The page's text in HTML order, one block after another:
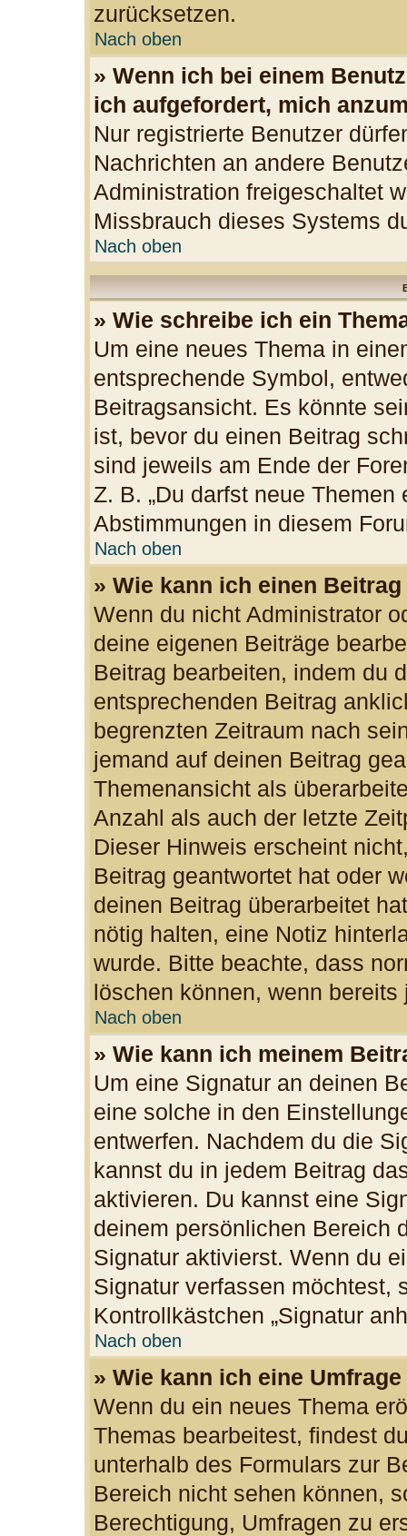
zurücksetzen.
Nach oben
» Wenn ich bei einem
ich aufgefordert, mich
Nur registrierte Benutzer
Nachrichten an andere
Administration freigeschaltet
Missbrauch dieses Systems
Nach oben
» Wie schreibe ich ein
Um eine neues Thema in
entsprechende Symbol,
Beitragsansicht. Es könnte
ist, bevor du einen Beitrag
sind jeweils am Ende der
Z. B. „Du darfst neue Themen
Abstimmungen in diesem
Nach oben
» Wie kann ich einen
Wenn du nicht Administrator
deine eigenen Beiträge
Beitrag bearbeiten, indem du
entsprechenden Beitrag
begrenzten Zeitraum nach
jemand auf deinen Beitrag
Themenansicht als
Anzahl als auch der letzte
Dieser Hinweis erscheint
Beitrag geantwortet hat oder
deinen Beitrag überarbeitet
nötig halten, eine Notiz
wurde. Bitte beachte, dass
löschen können, wenn
Nach oben
» Wie kann ich meinem
Um eine Signatur an deinen
eine solche in den
entwerfen. Nachdem du die
kannst du in jedem Beitrag
aktivieren. Du kannst eine
deinem persönlichen Bereich
Signatur aktivierst. Wenn du
Signatur verfassen möchtest,
Kontrollkästchen „Signatur
Nach oben
» Wie kann ich eine
Wenn du ein neues Thema
Themas bearbeitest, findest
unterhalb des Formulars zur
Bereich nicht sehen können,
Berechtigung, Umfragen zu